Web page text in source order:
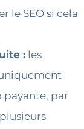
le SEO si cela
: les
payante, par